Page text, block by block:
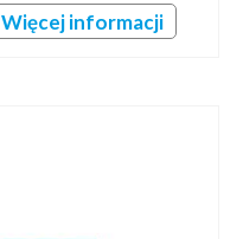
Więcej informacji